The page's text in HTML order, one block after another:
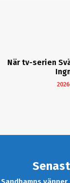
När tv-serien